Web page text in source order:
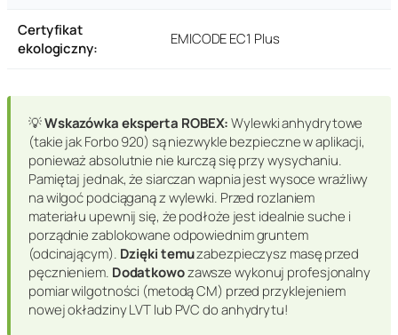
Certyfikat
ekologiczny:
EMICODE EC1 Plus
💡Wskazówka eksperta ROBEX:Wylewki anhydrytowe
(takie jak Forbo 920) są niezwykle bezpieczne w aplikacji,
ponieważ absolutnie nie kurczą się przy wysychaniu.
Pamiętaj jednak, że siarczan wapnia jest wysoce wrażliwy
na wilgoć podciąganą z wylewki. Przed rozlaniem
materiału upewnij się, że podłoże jest idealnie suche i
porządnie zablokowane odpowiednim gruntem
(odcinającym). Dzięki temuzabezpieczysz masę przed
pęcznieniem. Dodatkowozawsze wykonuj profesjonalny
pomiar wilgotności (metodą CM) przed przyklejeniem
nowej okładziny LVT lub PVC do anhydrytu!